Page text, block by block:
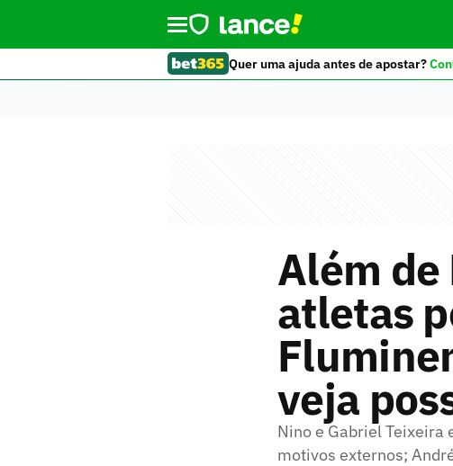
Quer uma ajuda antes de apostar?
Além
atletas
veja
Nino e Gabriel Teixeira
motivos externos;